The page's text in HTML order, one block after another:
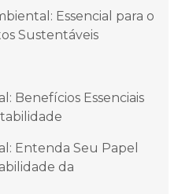
Essencial para o
Sustentáveis
Benefícios Essenciais
Entenda Seu Papel
da